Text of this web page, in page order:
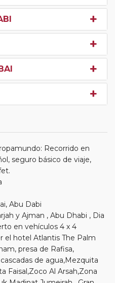
Recorrido en
seguro básico de viaje,
Abu Dabi
y Ajman , Abu Dhabi , Dia
en vehículos 4 x 4
el hotel Atlantis The Palm
presa de Rafisa,
de agua,Mezquita
Faisal,Zoco Al Arsah,Zona